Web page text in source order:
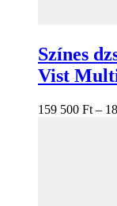
Színes
Vist
159 500 Ft –